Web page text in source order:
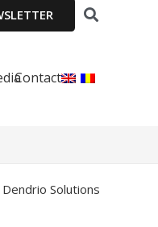
Contact
Solutions